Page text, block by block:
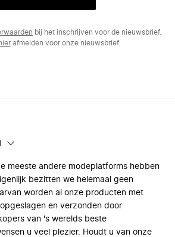
bij het inschrijven voor de nieuwsbrief.
hierafmelden voor onze nieuwsbrief.
meeste andere modeplatforms hebben
bezitten we helemaal geen
worden al onze producten met
en verzonden door
van 's werelds beste
u veel plezier. Houdt u van onze